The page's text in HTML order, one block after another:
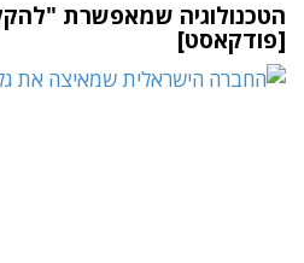
הטכנולוגיה שמאפשרת
[פודקאסט]